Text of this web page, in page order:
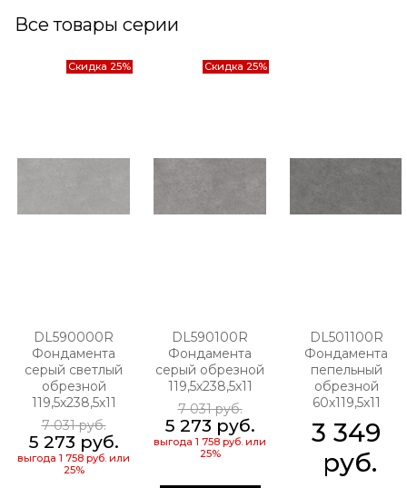
Все товары серии
Скидка 25%
DL590000R
Фондамента
серый светлый
обрезной
119,5х238,5х11
7 031 руб.
5 273 руб.
выгода 1 758 руб. или
25%
Скидка 25%
DL590100R
Фондамента
серый обрезной
119,5х238,5х11
7 031 руб.
5 273 руб.
выгода 1 758 руб. или
25%
DL501100R
Фондамента
пепельный
обрезной
60х119,5х11
3 349
руб.